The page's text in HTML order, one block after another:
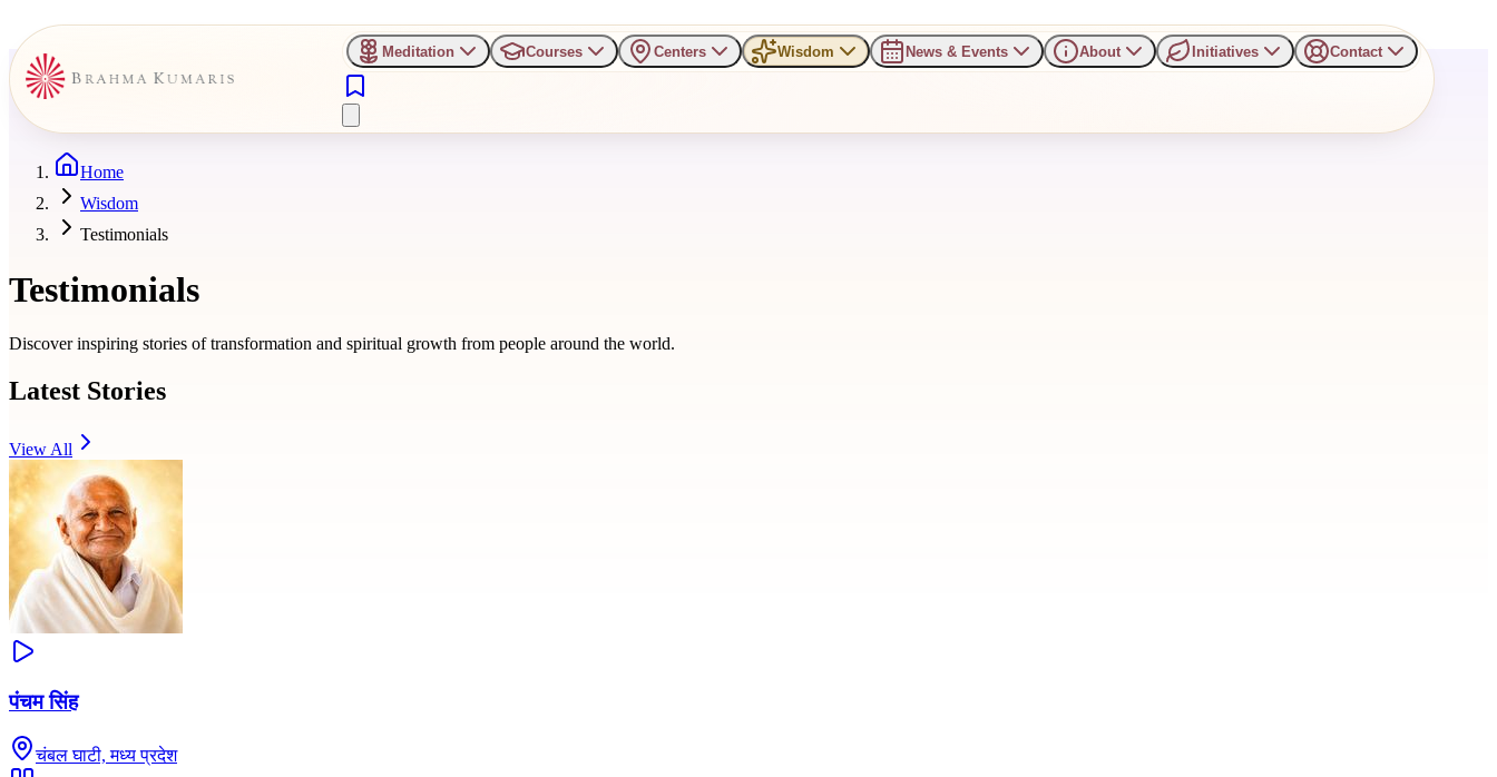
Meditation Courses Centers Wisdom News & Events About Initiatives Contact
Home
Wisdom
Testimonials
Testimonials
Discover inspiring stories of transformation and spiritual growth from people around the world.
Latest Stories
View All
पंचम सिंह
चंबल घाटी, मध्य प्रदेश